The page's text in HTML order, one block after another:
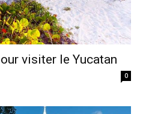
visiter le Yucatan
0